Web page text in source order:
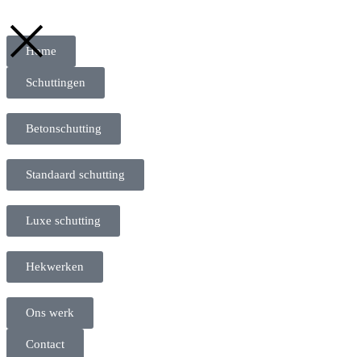
Home
Schuttingen
Betonschutting
Standaard schutting
Luxe schutting
Hekwerken
Ons werk
Contact